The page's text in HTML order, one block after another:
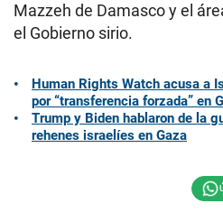
Mazzeh de Damasco y el
el Gobierno sirio.
Human Rights Watch acusa a
por “transferencia forzada” en
Trump y Biden hablaron de la
rehenes israelíes en Gaza